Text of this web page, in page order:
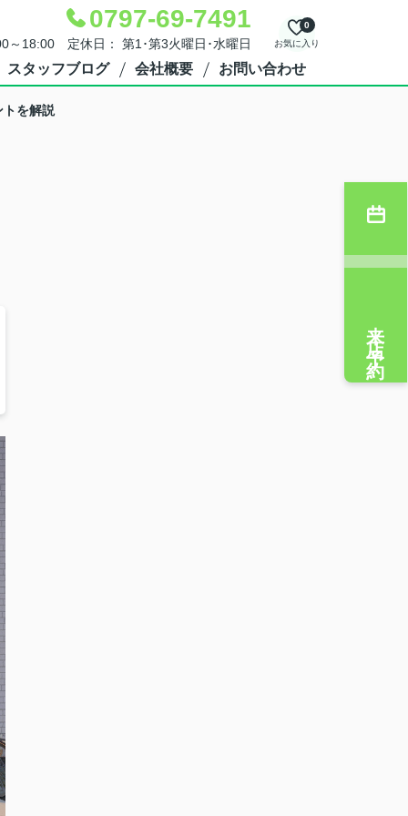
0797-69-7491
～18:00 定休日： 第1･第3火曜日･水曜日 お気に入り
0
スタッフブログ 会社概要 お問い合わせ
トを解説
来店予約